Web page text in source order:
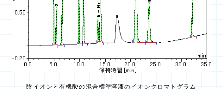
陰イオンと有機酸の混合標準溶液のイオンクロマトグラム